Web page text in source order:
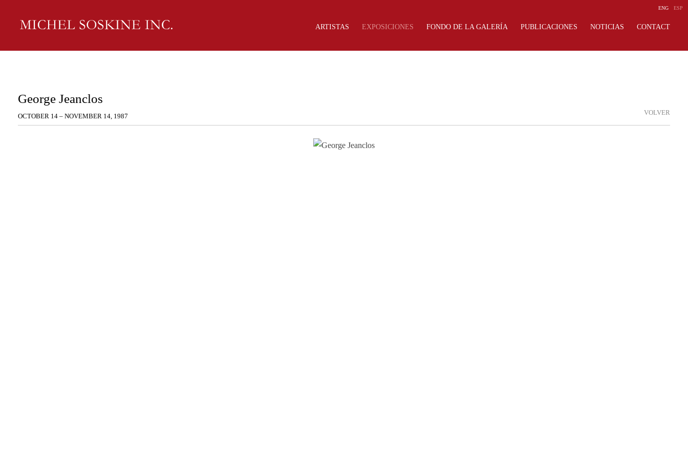
ARTISTAS EXPOSICIONES FONDO DE LA GALERÍA PUBLICACIONES NOTICIAS CONTACT
ENG ESP
George Jeanclos
OCTOBER 14 – NOVEMBER 14, 1987 VOLVER